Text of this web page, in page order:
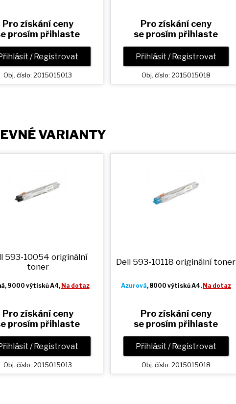
Pro získání ceny
prosím přihlaste
/ Registrovat
Obj. číslo: 2015015013
Pro získání ceny
se prosím přihlaste
Přihlásit / Registrovat
Obj. číslo: 2015015018
VARIANTY
593-10054 originální
toner
, 9000 výtisků A4, Na dotaz
Pro získání ceny
prosím přihlaste
/ Registrovat
Obj. číslo: 2015015013
Dell 593-10118 originální toner
Azurová, 8000 výtisků A4, Na dotaz
Pro získání ceny
se prosím přihlaste
Přihlásit / Registrovat
Obj. číslo: 2015015018